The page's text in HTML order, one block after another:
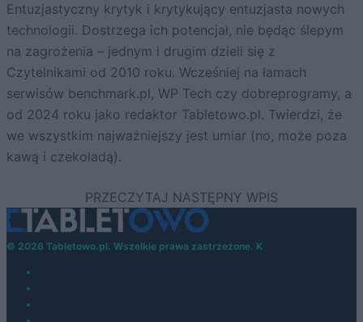
Entuzjastyczny krytyk i krytykujący entuzjasta nowych
technologii. Dostrzega ich potencjał, nie będąc ślepym
na zagrożenia – jednym i drugim dzieli się z
Czytelnikami od 2010 roku. Wcześniej na łamach
serwisów benchmark.pl, WP Tech czy dobreprogramy, a
od 2024 roku jako redaktor Tabletowo.pl. Twierdzi, że
we wszystkim najważniejszy jest umiar (no, może poza
kawą i czekoladą).
© 2026 Tabletowo.pl. Wszelkie prawa zastrzeżone. K